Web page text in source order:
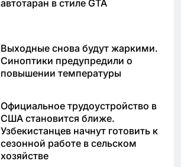
автотаран в стиле GTA
Выходные снова будут жаркими.
Синоптики предупредили о
повышении температуры
Официальное трудоустройство в
США становится ближе.
Узбекистанцев начнут готовить к
сезонной работе в сельском
хозяйстве